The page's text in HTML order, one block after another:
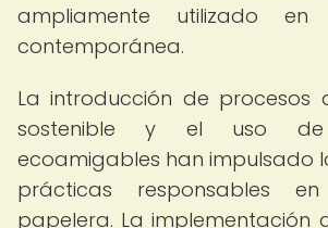
ampliamente utilizado
contemporánea.
La introducción de procesos
sostenible y el uso de
ecoamigables han impulsado
prácticas responsables
papelera. La implementación